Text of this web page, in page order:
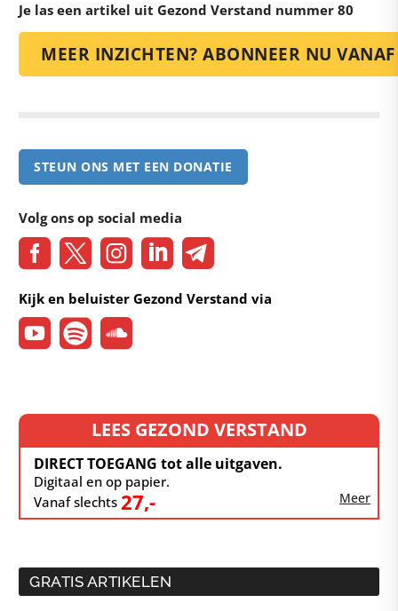
Je las een artikel uit Gezond Verstand nummer 80
MEER INZICHTEN? ABONNEER NU
STEUN ONS MET EEN DONATIE
Volg ons op social media
Kijk en beluister Gezond Verstand via
LEES GEZOND VERSTAND
DIRECT TOEGANG tot alle uitgaven.
Digitaal en op papier.
Vanaf slechts 27,- Meer
GRATIS ARTIKELEN